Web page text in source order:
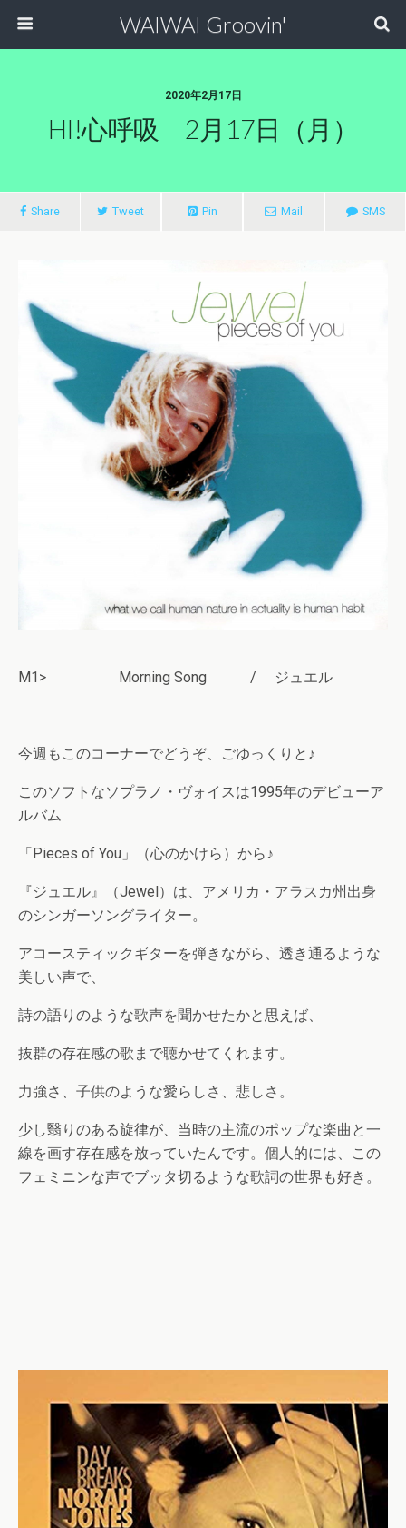
WAIWAI Groovin'
2020年2月17日
HI!心呼吸 2月17日（月）
Share Tweet Pin Mail SMS
M1> Morning Song / ジュエル
今週もこのコーナーでどうぞ、ごゆっくりと♪
このソフトなソプラノ・ヴォイスは1995年のデビューア
ルバム
「Pieces of You」（心のかけら）から♪
『ジュエル』（Jewel）は、アメリカ・アラスカ州出身
のシンガーソングライター。
アコースティックギターを弾きながら、透き通るような
美しい声で、
詩の語りのような歌声を聞かせたかと思えば、
抜群の存在感の歌まで聴かせてくれます。
力強さ、子供のような愛らしさ、悲しさ。
少し翳りのある旋律が、当時の主流のポップな楽曲と一
線を画す存在感を放っていたんです。個人的には、この
フェミニンな声でブッタ切るような歌詞の世界も好き。